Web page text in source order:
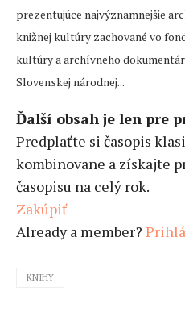
prezentujúce najvýznamnejšie
knižnej kultúry zachované vo
kultúry a archívneho
Slovenskej národnej...
Ďalší obsah je len pre
Predplaťte si časopis
kombinovane a získajte
časopisu na celý rok.
Zakúpiť
Already a member?
KNIHY